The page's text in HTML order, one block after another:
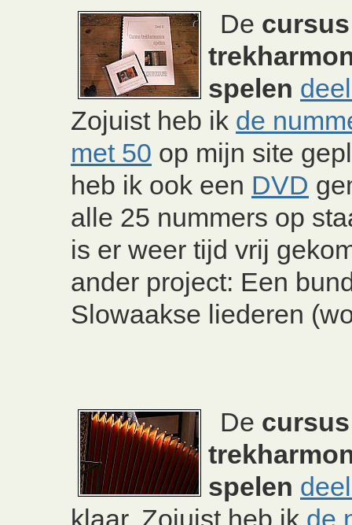
De cursus
spelen
Zojuist heb ik de
met 50 op mijn site
heb ik ook een DVD
alle 25 nummers op
is er weer tijd vrij
ander project: Een
Slowaakse liederen
De cursus
spelen
klaar. Zojuist heb ik de